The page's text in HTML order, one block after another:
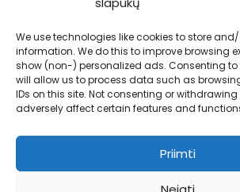
We use technologies like cookies to store
information. We do this to improve browsing
show (non-) personalized ads. Consenting to
will allow us to process data such as
IDs on this site. Not consenting or
adversely affect certain features and
Priimti
Kontaktai
info@bodyfoodas.lt
+370 600 77017